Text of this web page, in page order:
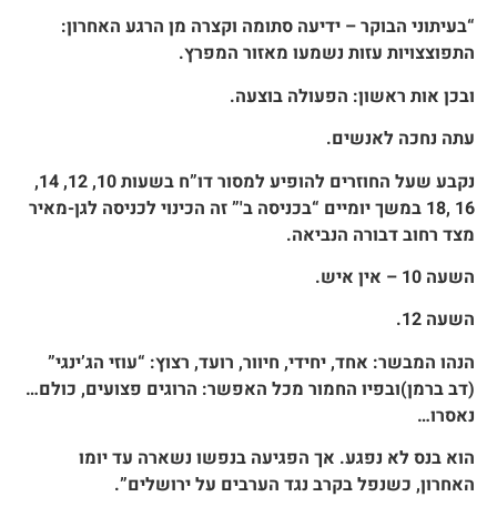
“בעיתוני הבוקר – ידיעה סתומה וקצרה מן הרגע האחרון:
התפוצצויות עזות נשמעו מאזור המפרץ.
ובכן אות ראשון: הפעולה בוצעה.
עתה נחכה לאנשים.
נקבע שעל החוזרים להופיע למסור דו”ח בשעות 10, 12, 14,
16 ,18 במשך יומיים “בכניסה ב'” זה הכינוי לכניסה לגן-מאיר
מצד רחוב דבורה הנביאה.
השעה 10 – אין איש.
השעה 12.
הנהו המבשר: אחד, יחידי, חיוור, רועד, רצוץ: “עוזי הג’ינגי”
(דב ברמן)ובפיו החמור מכל האפשר: הרוגים פצועים, כולם…
נאסרו…
הוא בנס לא נפגע. אך הפגיעה בנפשו נשארה עד יומו
האחרון, כשנפל בקרב נגד הערבים על ירושלים”.